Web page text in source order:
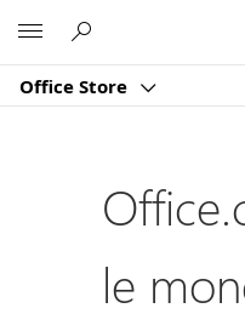
Office Store
le